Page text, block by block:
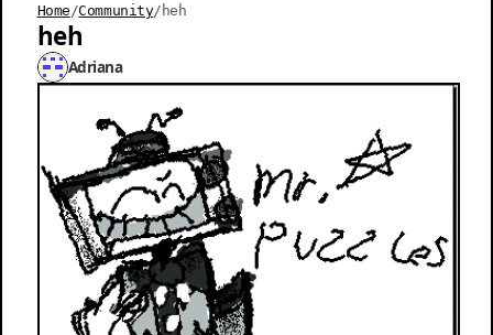
Home /Community/ heh
heh
Adriana